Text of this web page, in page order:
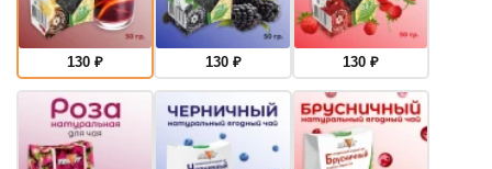
130₽ 130 ₽ 130 ₽